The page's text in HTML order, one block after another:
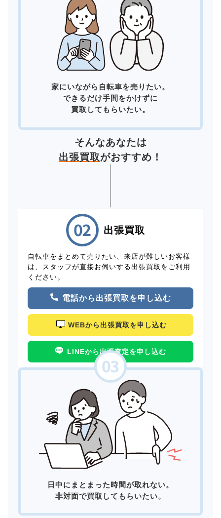
家にいながら自転車を売りたい。
できるだけ手間をかけずに
買取してもらいたい。
そんなあなたは
出張買取がおすすめ！
出張買取
自転車をまとめて売りたい、来店が難しいお客様
は、スタッフが直接お伺いする出張買取をご利用
ください。
電話から出張買取を申し込む
WEBから出張買取を申し込む
LINEから出張査定を申し込む
日中にまとまった時間が取れない。
非対面で買取してもらいたい。